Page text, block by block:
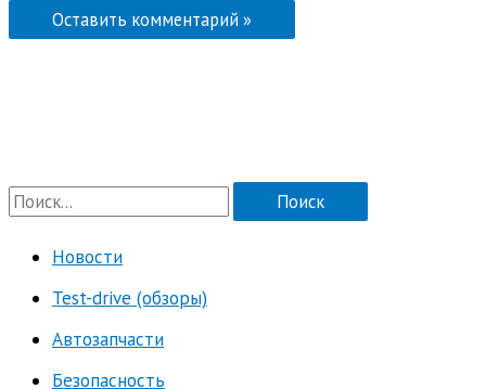
П
Новости
Test-drive (обзоры)
Автозапчасти
Безопасность